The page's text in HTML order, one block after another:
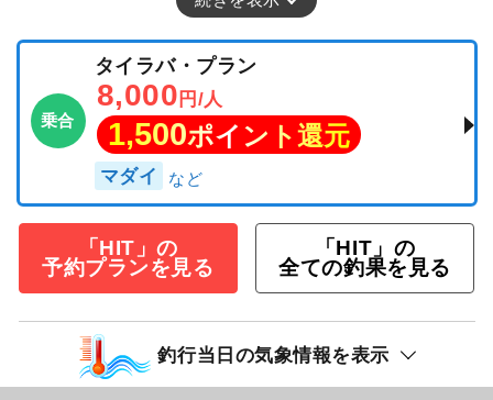
乗合
タイラバ・プラン
8,000 円/人
1,500ポイント還元
マダイ
「HIT」の
予約プランを見る
「HIT」の
全ての釣果を見る
釣行当日の気象情報を表示